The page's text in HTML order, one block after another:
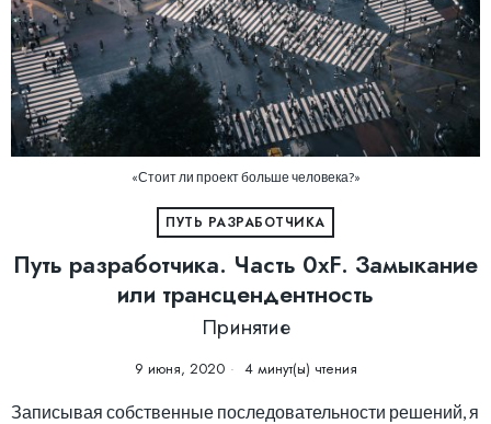
«Стоит ли проект больше человека?»
ПУТЬ РАЗРАБОТЧИКА
Путь разработчика. Часть 0хF. Замыкание
или трансцендентность
Принятие
9 июня, 2020 4 минут(ы) чтения
Записывая собственные последовательности решений, я